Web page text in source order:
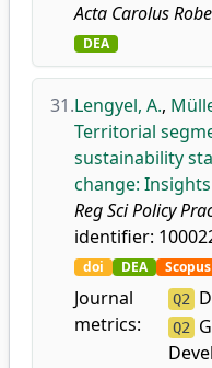
Acta Carolus
DEA
31.Lengyel, A.,
Territorial
sustainability
change:
Reg Sci Policy
identifier:
doi DEA Scopus
Journal
metrics:
Q2
Q2